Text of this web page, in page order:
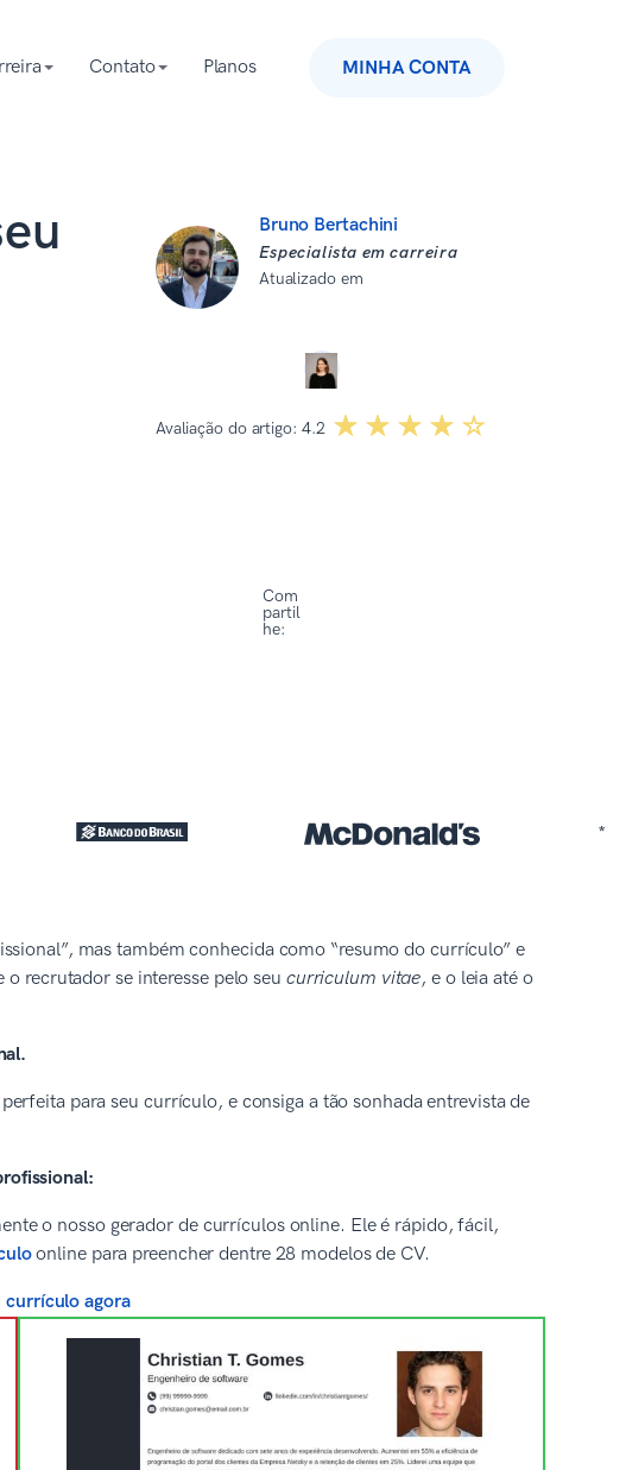
Contato Planos MINHA CONTA
Bruno Bertachini
Especialista em carreira
Atualizado em
Avaliação do artigo: 4.2 ☆☆☆☆☆
★★★★★
Com
partil
he:
*
mas também conhecida como “resumo do currículo” e
recrutador se interesse pelo seu curriculum vitae, e o leia até o
para seu currículo, e consiga a tão sonhada entrevista de
o nosso gerador de currículos online. Ele é rápido, fácil,
online para preencher dentre 28 modelos de CV.
currículo agora